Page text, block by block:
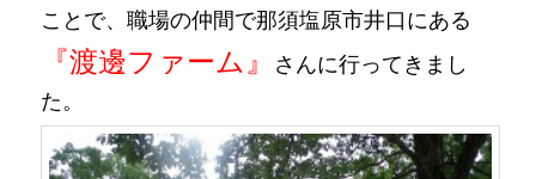
ことで、職場の仲間で那須塩原市井口にある
『渡邊ファーム』
さんに行ってきまし
た。